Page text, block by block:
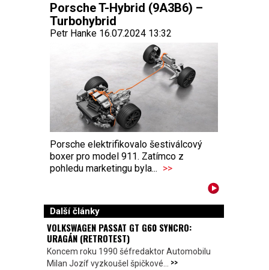
Porsche T-Hybrid (9A3B6) –
Turbohybrid
Petr Hanke 16.07.2024 13:32
Porsche elektrifikovalo šestiválcový
boxer pro model 911. Zatímco z
pohledu marketingu byla... >>
Další články
VOLKSWAGEN PASSAT GT G60 SYNCRO:
URAGÁN (RETROTEST)
Koncem roku 1990 šéfredaktor Automobilu
Milan Jozíf vyzkoušel špičkové... >>